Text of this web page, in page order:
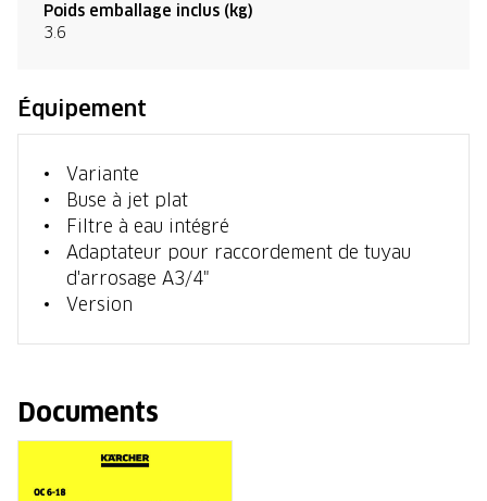
Poids emballage inclus (kg)
3.6
Équipement
Variante
Buse à jet plat
Filtre à eau intégré
Adaptateur pour raccordement de tuyau
d'arrosage A3/4"
Version
Documents